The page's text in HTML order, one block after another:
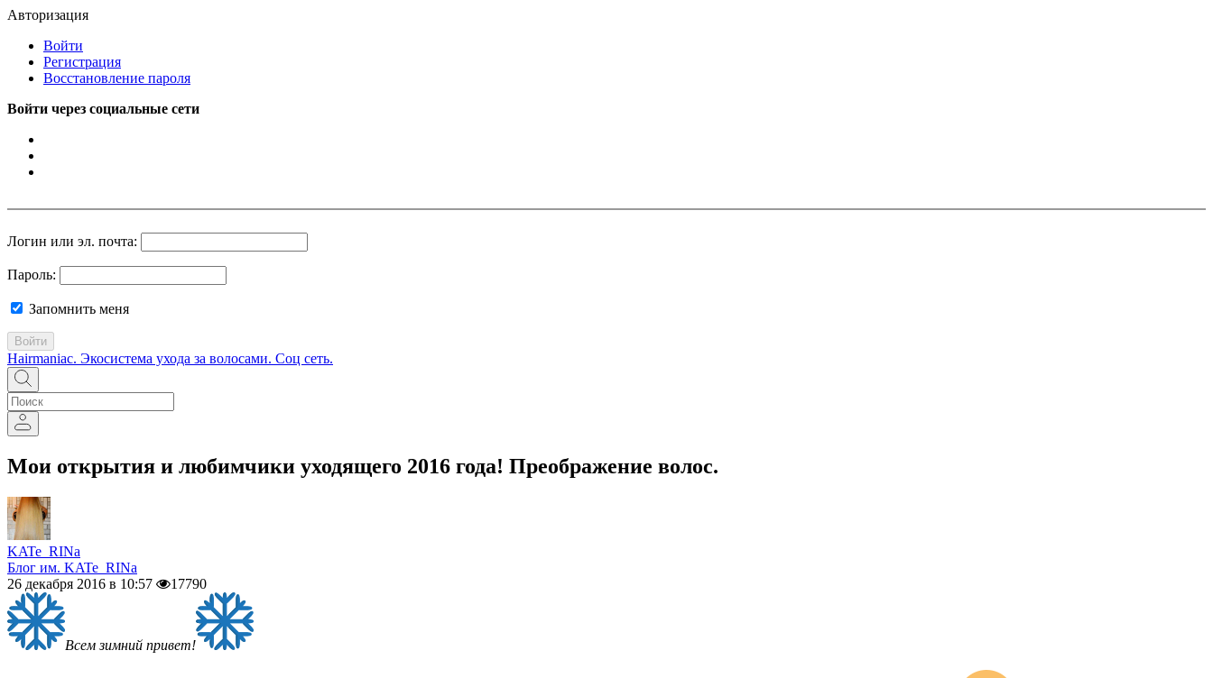
Авторизация
Войти
Регистрация
Восстановление пароля
Войти через социальные сети
Логин или эл. почта:
Пароль:
Запомнить меня
Войти
Hairmaniac. Экосистема ухода за волосами. Соц сеть.
Мои открытия и любимчики уходящего 2016 года! Преображение волос.
KATe_RINa
Блог им. KATe_RINa
26 декабря 2016 в 10:57
17790
Всем зимний привет!